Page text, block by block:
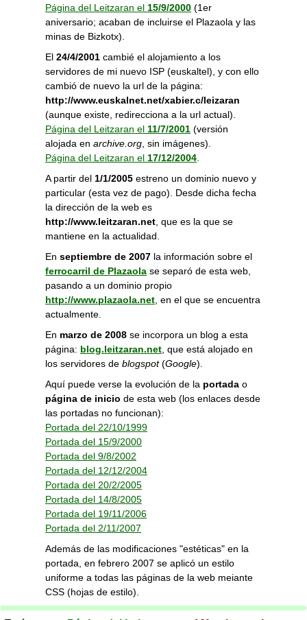
Página del Leitzaran el 15/9/2000 (1er
aniversario; acaban de incluirse el Plazaola y las
minas de Bizkotx).
El 24/4/2001 cambié el alojamiento a los
servidores de mi nuevo ISP (euskaltel), y con ello
cambió de nuevo la url de la página:
http://www.euskalnet.net/xabier.c/leizaran
(aunque existe, redirecciona a la url actual).
Página del Leitzaran el 11/7/2001 (versión
alojada en archive.org , sin imágenes).
Página del Leitzaran el 17/12/2004
A partir del 1/1/2005 estreno un dominio nuevo y
particular (esta vez de pago). Desde dicha fecha
la dirección de la web es
http://www.leitzaran.net , que es la que se
mantiene en la actualidad.
En septiembre de 2007 la información sobre el
ferrocarril de Plazaola se separó de esta web,
pasando a un dominio propio
http://www.plazaola.net , en el que se encuentra
actualmente.
En marzo de 2008 se incorpora un blog a esta
página: blog.leitzaran.net , que está alojado en
los servidores de blogspot(Google).
Aquí puede verse la evolución de la portada o
página de inicio de esta web (los enlaces desde
las portadas no funcionan):
Portada del 22/10/1999
Portada del 15/9/2000
Portada del 9/8/2002
Portada del 12/12/2004
Portada del 20/2/2005
Portada del 14/8/2005
Portada del 19/11/2006
Portada del 2/11/2007
Además de las modificaciones "estéticas" en la
portada, en febrero 2007 se aplicó un estilo
uniforme a todas las páginas de la web meiante
CSS (hojas de estilo).